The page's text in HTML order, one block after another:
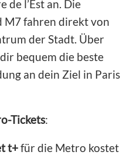
de l’Est an. Die
M7 fahren direkt von
der Stadt. Über
bequem die beste
an dein Ziel in Paris
Tickets:
t+für die Metro kostet